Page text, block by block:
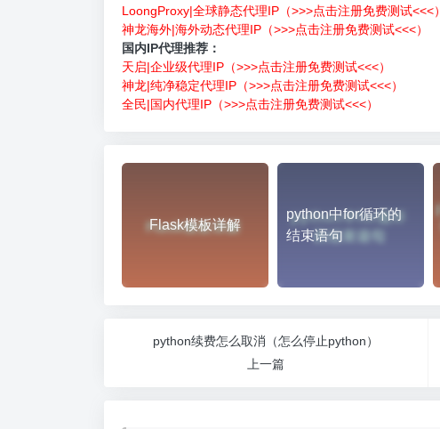
LoongProxy|全球静态代理IP（>>>点击注册免费测试<<<）
神龙海外|海外动态代理IP（>>>点击注册免费测试<<<）
国内IP代理推荐：
天启|企业级代理IP（>>>点击注册免费测试<<<）
神龙|纯净稳定代理IP（>>>点击注册免费测试<<<）
全民|国内代理IP（>>>点击注册免费测试<<<）
Flask模板详解
python中for循环的
结束语句
python续费怎么取消（怎么停止python）
上一篇